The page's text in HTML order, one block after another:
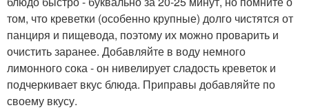
том, что креветки (особенно крупные) долго чистятся от
панциря и пищевода, поэтому их можно проварить и
очистить заранее. Добавляйте в воду немного
лимонного сока - он нивелирует сладость креветок и
подчеркивает вкус блюда. Приправы добавляйте по
своему вкусу.